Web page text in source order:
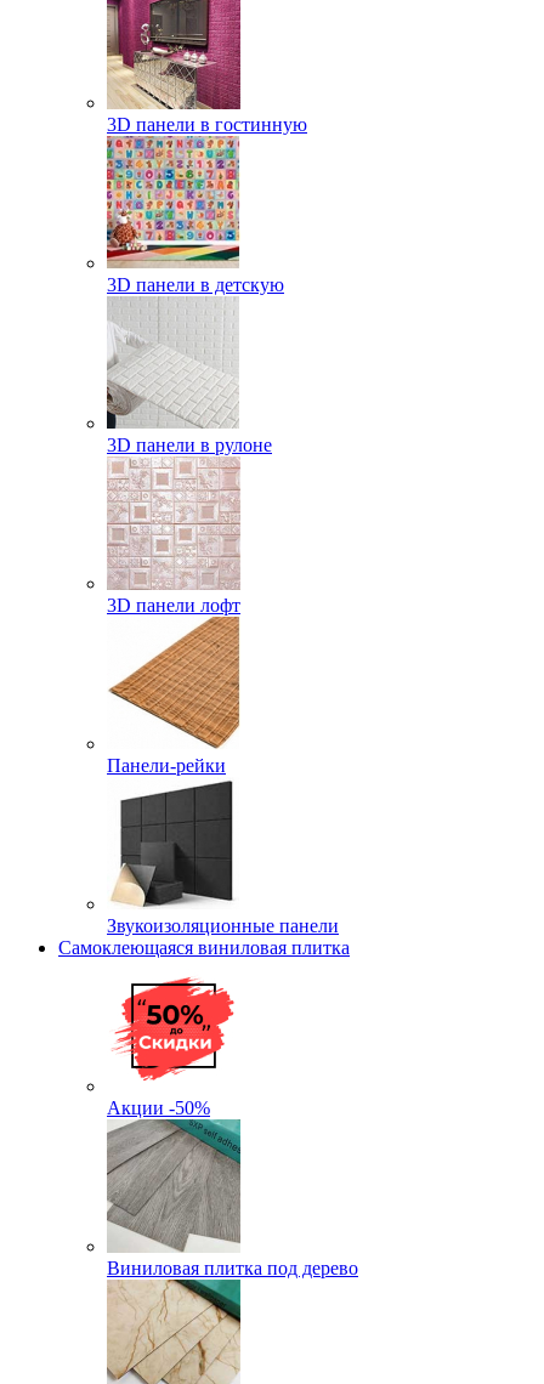
3D панели в гостинную
3D панели в детскую
3D панели в рулоне
3D панели лофт
Панели-рейки
Звукоизоляционные панели
Самоклеющаяся виниловая плитка
Акции -50%
Виниловая плитка под дерево